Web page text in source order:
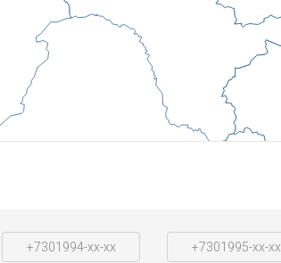
+7301994-xx-xx +7301995-xx-xx